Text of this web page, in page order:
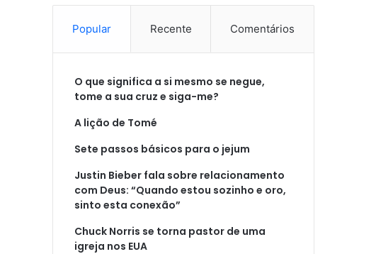
Popular Recente Comentários
O que significa a si mesmo se negue,
tome a sua cruz e siga-me?
A lição de Tomé
Sete passos básicos para o jejum
Justin Bieber fala sobre relacionamento
com Deus: “Quando estou sozinho e oro,
sinto esta conexão”
Chuck Norris se torna pastor de uma
igreja nos EUA